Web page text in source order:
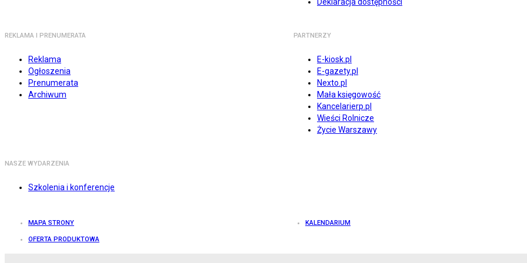
REKLAMA I PRENUMERATA
Reklama
Ogłoszenia
Prenumerata
Archiwum
PARTNERZY
E-kiosk.pl
E-gazety.pl
Nexto.pl
Mała księgowość
Kancelarierp.pl
Wieści Rolnicze
Życie Warszawy
NASZE WYDARZENIA
Szkolenia i konferencje
MAPA STRONY KALENDARIUM
OFERTA PRODUKTOWA